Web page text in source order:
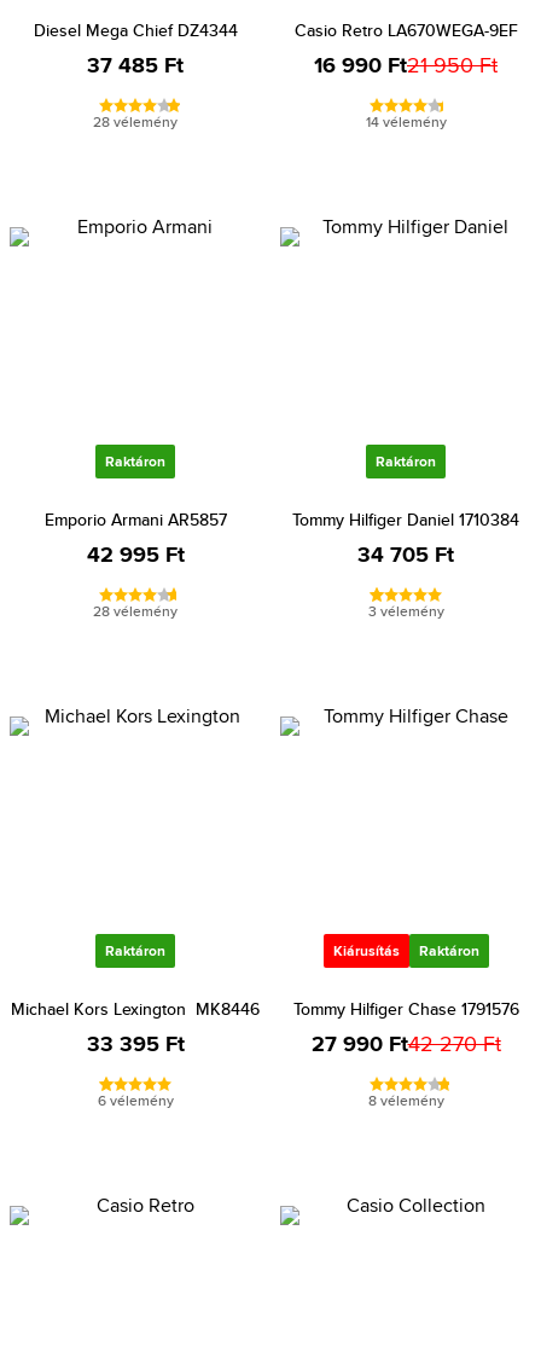
Diesel Mega Chief DZ4344
37 485 Ft
28 vélemény
Casio Retro LA670WEGA-9EF
16 990 Ft21 950 Ft
14 vélemény
Raktáron
Emporio Armani AR5857
42 995 Ft
28 vélemény
Raktáron
Tommy Hilfiger Daniel 1710384
34 705 Ft
3 vélemény
Raktáron
Michael Kors Lexington MK8446
33 395 Ft
6 vélemény
Kiárusítás Raktáron
Tommy Hilfiger Chase 1791576
27 990 Ft42 270 Ft
8 vélemény